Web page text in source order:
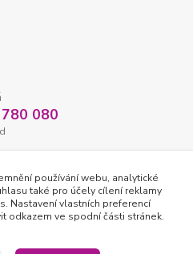
080
používání webu, analytické
také pro účely cílení reklamy
Nastavení vlastních preferencí
odkazem ve spodní části stránek.